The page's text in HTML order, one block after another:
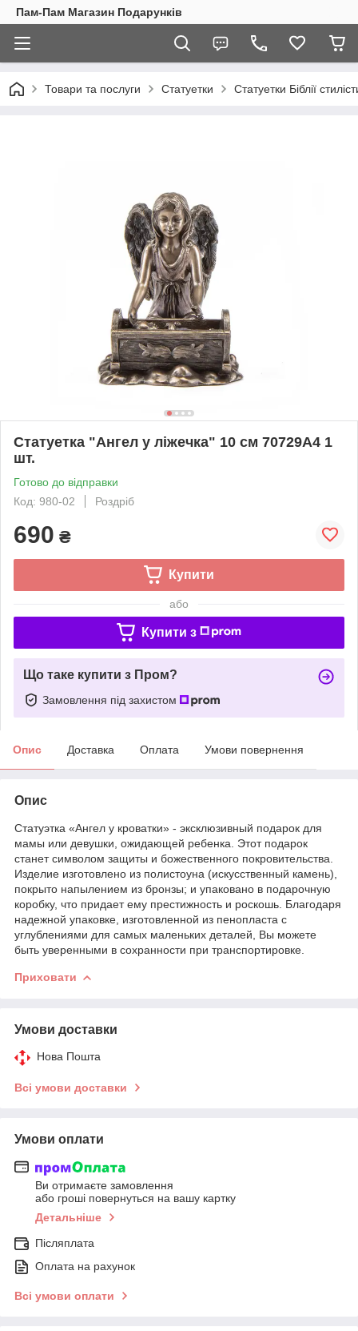
Пам-Пам Магазин Подарунків
Товари та послуги Статуетки Статуетки Біблії
Статуетка "Ангел у ліжечка" 10 см 70729A4 1
шт.
Готово до відправки
Код: 980-02
Роздріб
690 ₴
Купити
або
Купити з
Що таке купити з Пром?
Замовлення під захистом
Опис Доставка Оплата Умови повернення
Опис
Статуэтка «Ангел у кроватки» - эксклюзивный подарок для
мамы или девушки, ожидающей ребенка. Этот подарок
станет символом защиты и божественного покровительства.
Изделие изготовлено из полистоуна (искусственный камень),
покрыто напылением из бронзы; и упаковано в подарочную
коробку, что придает ему престижность и роскошь. Благодаря
надежной упаковке, изготовленной из пенопласта с
углублениями для самых маленьких деталей, Вы можете
быть уверенными в сохранности при транспортировке.
Приховати
Умови доставки
Нова Пошта
Всі умови доставки
Умови оплати
Ви отримаєте замовлення
або гроші повернуться на вашу картку
Детальніше
Післяплата
Оплата на рахунок
Всі умови оплати